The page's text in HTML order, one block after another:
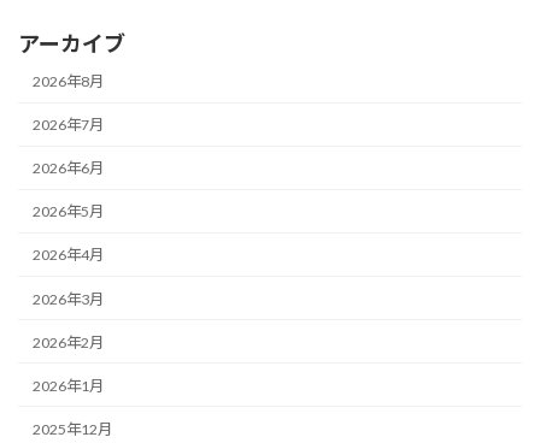
アーカイブ
2026年8月
2026年7月
2026年6月
2026年5月
2026年4月
2026年3月
2026年2月
2026年1月
2025年12月